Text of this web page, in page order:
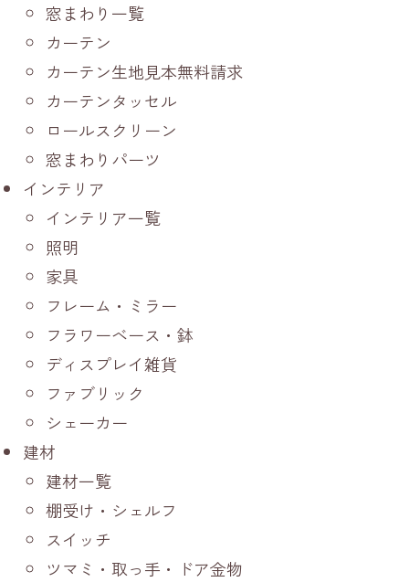
窓まわり一覧
カーテン
カーテン生地見本無料請求
カーテンタッセル
ロールスクリーン
窓まわりパーツ
インテリア
インテリア一覧
照明
家具
フレーム・ミラー
フラワーベース・鉢
ディスプレイ雑貨
ファブリック
シェーカー
建材
建材一覧
棚受け・シェルフ
スイッチ
ツマミ・取っ手・ドア金物